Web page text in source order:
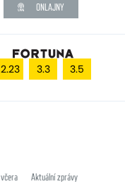
ONLAJNY
2.23 3.3 3.5
včera Aktuální zprávy